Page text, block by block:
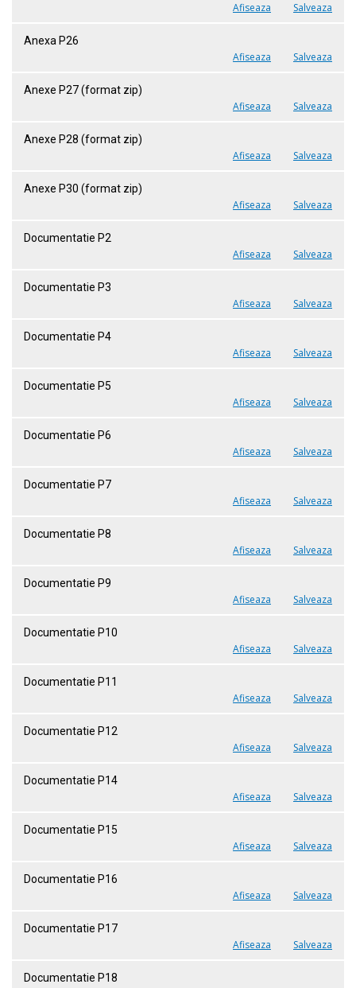
Afiseaza Salveaza
Anexa P26
Afiseaza Salveaza
Anexe P27 (format zip)
Afiseaza Salveaza
Anexe P28 (format zip)
Afiseaza Salveaza
Anexe P30 (format zip)
Afiseaza Salveaza
Documentatie P2
Afiseaza Salveaza
Documentatie P3
Afiseaza Salveaza
Documentatie P4
Afiseaza Salveaza
Documentatie P5
Afiseaza Salveaza
Documentatie P6
Afiseaza Salveaza
Documentatie P7
Afiseaza Salveaza
Documentatie P8
Afiseaza Salveaza
Documentatie P9
Afiseaza Salveaza
Documentatie P10
Afiseaza Salveaza
Documentatie P11
Afiseaza Salveaza
Documentatie P12
Afiseaza Salveaza
Documentatie P14
Afiseaza Salveaza
Documentatie P15
Afiseaza Salveaza
Documentatie P16
Afiseaza Salveaza
Documentatie P17
Afiseaza Salveaza
Documentatie P18